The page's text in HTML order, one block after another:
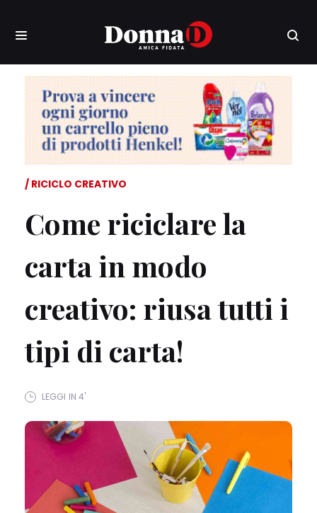
RICICLO CREATIVO
Come riciclare la
carta in modo
creativo: riusa tutti i
tipi di carta!
LEGGI IN 4'